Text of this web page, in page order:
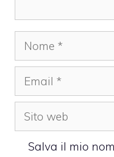
Nome
Email
Sito
web
Salva il mio